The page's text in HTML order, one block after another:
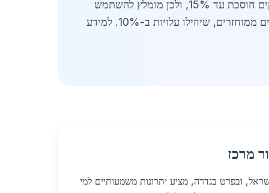
בגדרה, ניתן למצוא מלאי של אלפי טונות בזמינות מיידית, מה שמקצר זמני פרויקטים. השוואת מחירים בין ספקים חוסכת עד 15%, ולכן מומלץ להשתמש
בכלים מקוונים. השוק תומך בכלכלה המקומית עם כ-200 מקומות עבודה ישירים. עתידית, צפויה כניסת חומרים ממוחזרים, שיוזילו עלויות ב-10%. למידע
מרכז
בישראל, ובפרט בגדרה, מציע יתרונות משמעותיים למי